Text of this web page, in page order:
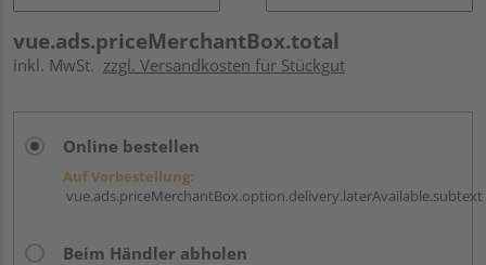
vue.ads.priceMerchantBox.total
inkl. MwSt. zzgl. Versandkosten für Stückgut
Online bestellen
Auf Vorbestellung:
vue.ads.priceMerchantBox.option.delivery.laterAvailable.subtext
Beim Händler abholen